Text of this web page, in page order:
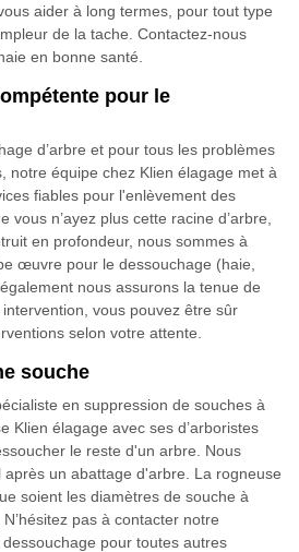
aider à long termes, pour tout type
de la tache. Contactez-nous
en bonne santé.
pour le
d’arbre et pour tous les problèmes
notre équipe chez Klien élagage met à
fiables pour l'enlèvement des
vous n’ayez plus cette racine d’arbre,
en profondeur, nous sommes à
œuvre pour le dessouchage (haie,
nous assurons la tenue de
vous pouvez être sûr
selon votre attente.
souche
en suppression de souches à
Klien élagage avec ses d’arboristes
le reste d'un arbre. Nous
un abattage d'arbre. La rogneuse
soient les diamètres de souche à
pas à contacter notre
pour toutes autres